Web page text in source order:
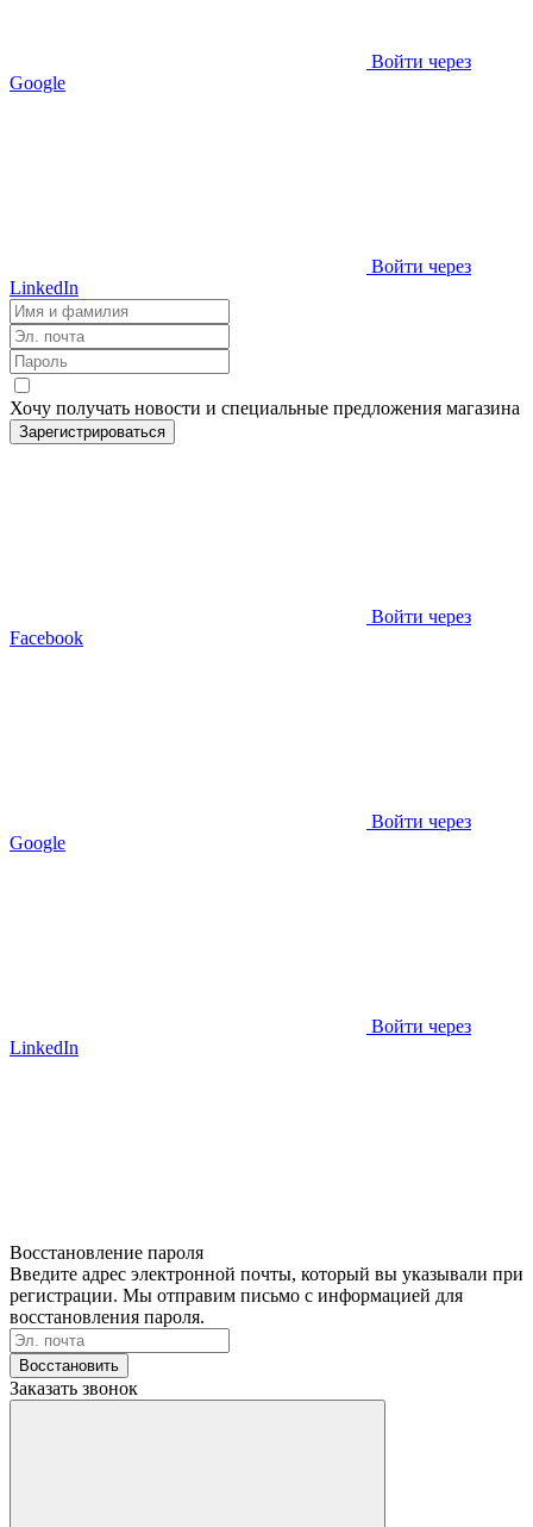
Войти через
Google
Войти через
LinkedIn
Хочу получать новости и специальные предложения магазина
Зарегистрироваться
Войти через
Facebook
Войти через
Google
Войти через
LinkedIn
Восстановление пароля
Введите адрес электронной почты, который вы указывали при
регистрации. Мы отправим письмо с информацией для
восстановления пароля.
Восстановить
Заказать звонок